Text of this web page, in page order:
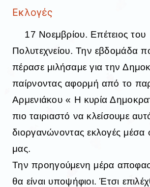
Εκλογές
17 Νοεμβρίου. Επέτειος του
Πολυτεχνείου. Την εβδομάδα
πέρασε μιλήσαμε για την
παίρνοντας αφορμή από το
Αρμενιάκου « Η κυρία
πιο ταιριαστό να κλείσουμε
διοργανώνοντας εκλογές μέσα
μας.
Την προηγούμενη μέρα
θα είναι υποψήφιοι. Έτσι